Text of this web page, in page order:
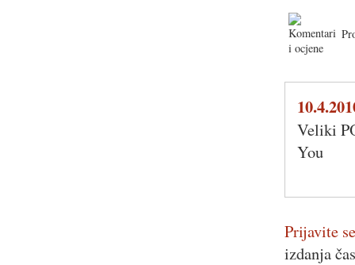
Veliki
You
Prijavite
izdanja